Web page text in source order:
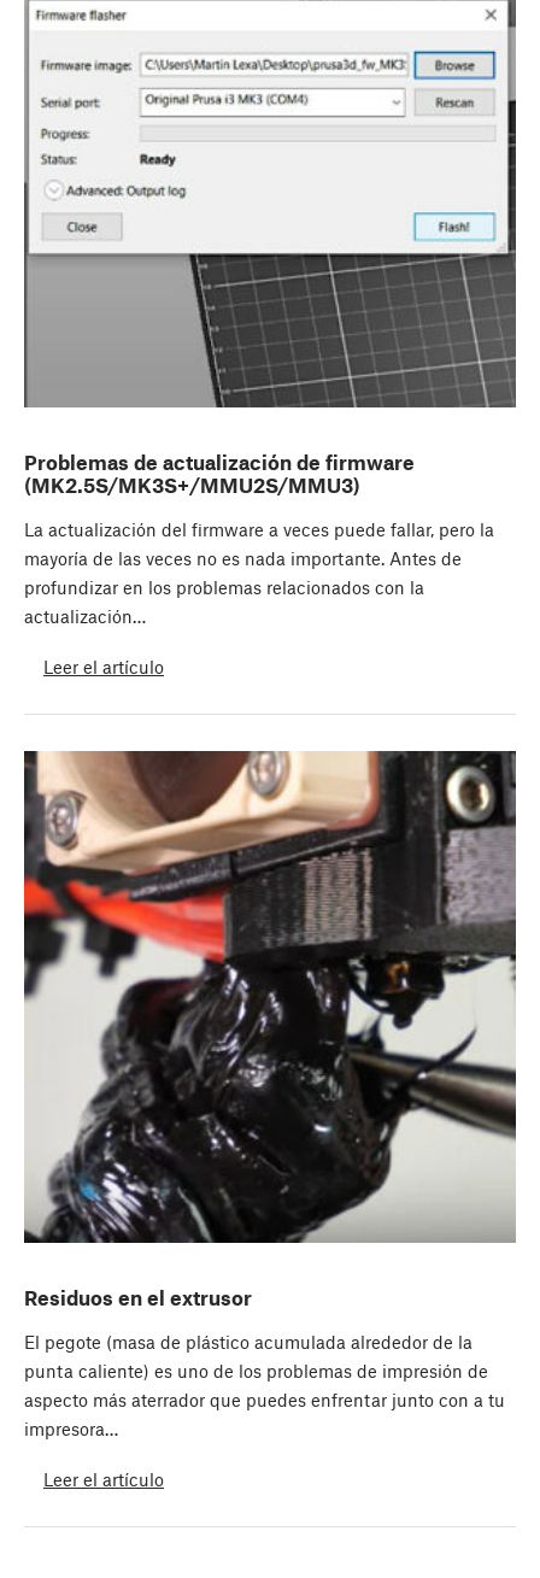
Problemas de actualización de firmware
(MK2.5S/MK3S+/MMU2S/MMU3)
La actualización del firmware a veces puede fallar, pero la
mayoría de las veces no es nada importante. Antes de
profundizar en los problemas relacionados con la
actualización…
Leer el artículo
Residuos en el extrusor
El pegote (masa de plástico acumulada alrededor de la
punta caliente) es uno de los problemas de impresión de
aspecto más aterrador que puedes enfrentar junto con a tu
impresora…
Leer el artículo